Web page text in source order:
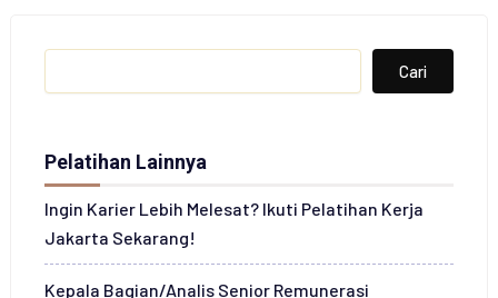
Search
Cari
Pelatihan Lainnya
Ingin Karier Lebih Melesat? Ikuti Pelatihan Kerja
Jakarta Sekarang!
Kepala Bagian/Analis Senior Remunerasi